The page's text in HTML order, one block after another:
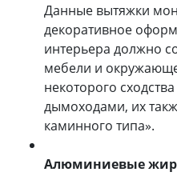
Данные вытяжки
декоративное
интерьера должно
мебели и
некоторого
дымоходами, их
каминного типа».
Алюминиевые